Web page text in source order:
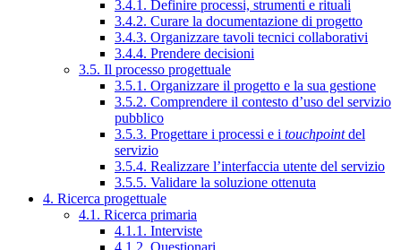
3.4.1. Definire processi, strumenti e rituali
3.4.2. Curare la documentazione di progetto
3.4.3. Organizzare tavoli tecnici collaborativi
3.4.4. Prendere decisioni
3.5. Il processo progettuale
3.5.1. Organizzare il progetto e la sua gestione
3.5.2. Comprendere il contesto d’uso del servizio
pubblico
3.5.3. Progettare i processi e i touchpointdel
servizio
3.5.4. Realizzare l’interfaccia utente del servizio
3.5.5. Validare la soluzione ottenuta
4. Ricerca progettuale
4.1. Ricerca primaria
4.1.1. Interviste
4.1.2. Questionari